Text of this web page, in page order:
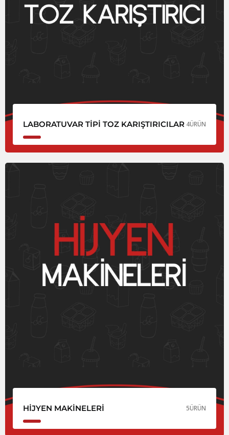
LABORATUVAR TIPI TOZ KARIŞTIRICILAR 4ÜRÜN
HIJYEN MAKINELERI 5ÜRÜN